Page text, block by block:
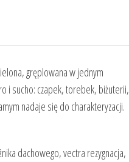
gręplowana w jednym
i sucho: czapek, torebek, biżuterii,
nadaje się do charakteryzacji.
dachowego, vectra rezygnacja,